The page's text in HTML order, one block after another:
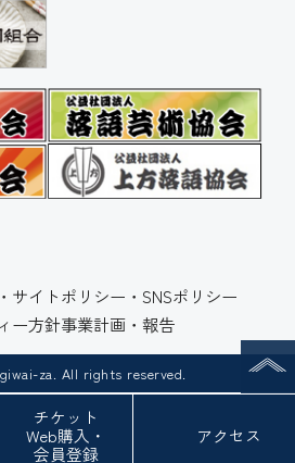
チケット
Web購入・
会員登録
アクセス
サイトポリシー・SNSポリシー
ー方針事業計画・報告
za. All rights reserved.